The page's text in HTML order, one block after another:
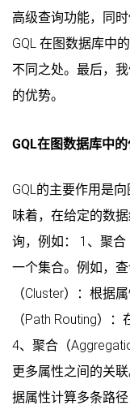
高级查询功能，同
GQL 在图数据库中
不同之处。最后，
的优势。
GQL在图数据库中的
GQL的主要作用是
味着，在给定的数
询，例如： 1、聚
一个集合。例如，
（Cluster）：根据
（Path Routing）
4、聚合（
更多属性之间的关
据属性计算多条路